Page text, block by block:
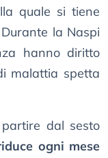
quale si tiene
la Naspi
hanno diritto
malattia spetta
dal sesto
ogni mese